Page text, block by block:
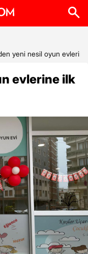
yeni nesil oyun
evlerine ilk